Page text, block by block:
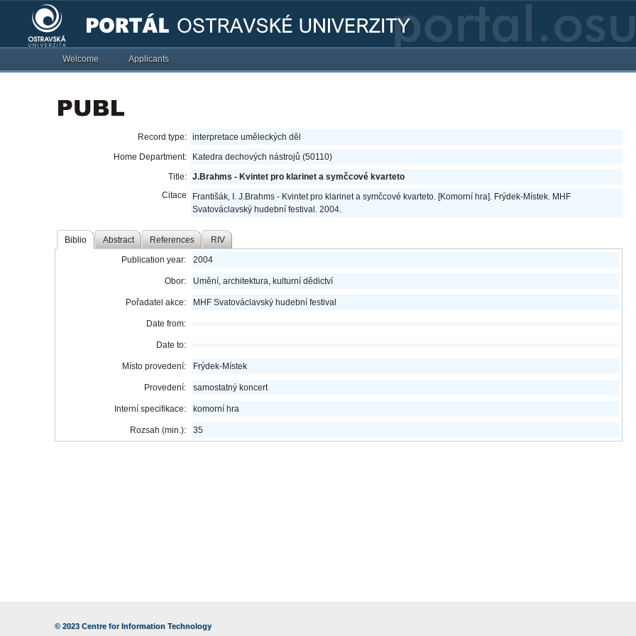
Welcome Applicants
Record type: interpretace uměleckých děl
Home Department:
Katedra dechových nástrojů (50110)
Title: J.Brahms - Kvintet pro klarinet a symčcové kvarteto
Citace
Františák, I. J.Brahms - Kvintet pro klarinet a symčcové kvarteto. [Komorní hra]. Frýdek-Místek. MHF
Svatováclavský hudební festival. 2004.
Biblio Abstract References RIV
Publication year: 2004
Obor: Umění, architektura, kulturní dědictví
Pořadatel akce: MHF Svatováclavský hudební festival
Date from:
Date to:
Místo provedení: Frýdek-Místek
Provedení: samostatný koncert
Interní specifikace: komorní hra
Rozsah (min.): 35
© 2023Centre for Information Technology